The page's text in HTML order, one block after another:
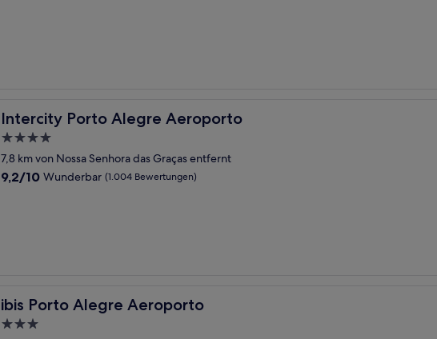
Intercity Porto Alegre Aeroporto
Intercity Porto Alegre Aeroporto
4.0-
Sterne-
Unterkunft
7,8 km von Nossa Senhora das Graças entfernt
9.2
9,2/10 Wunderbar (1.004 Bewertungen)
ibis Porto Alegre Aeroporto
ibis Porto Alegre Aeroporto
3.0-